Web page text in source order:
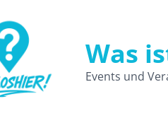
- Dein Portal für Events
Was
Events und